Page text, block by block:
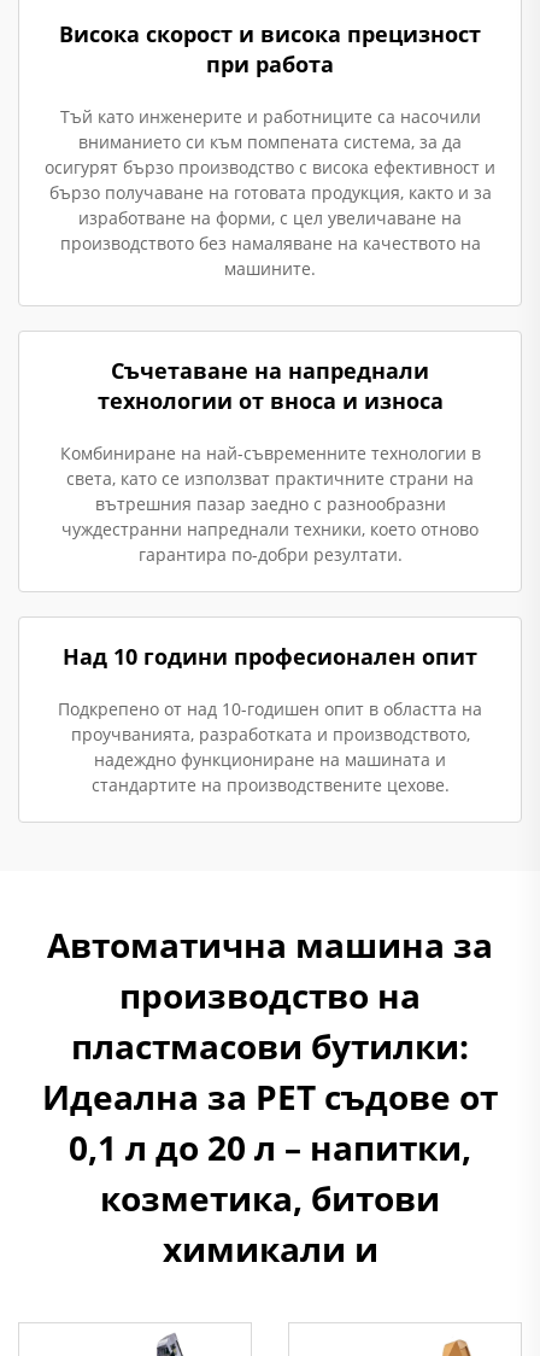
Висока скорост и висока прецизност
при работа
Тъй като инженерите и работниците са насочили
вниманието си към помпената система, за да
осигурят бързо производство с висока ефективност и
бързо получаване на готовата продукция, както и за
изработване на форми, с цел увеличаване на
производството без намаляване на качеството на
машините.
Съчетаване на напреднали
технологии от вноса и износа
Комбиниране на най-съвременните технологии в
света, като се използват практичните страни на
вътрешния пазар заедно с разнообразни
чуждестранни напреднали техники, което отново
гарантира по-добри резултати.
Над 10 години професионален опит
Подкрепено от над 10-годишен опит в областта на
проучванията, разработката и производството,
надеждно функциониране на машината и
стандартите на производствените цехове.
Автоматична машина за
производство на
пластмасови бутилки:
Идеална за PET съдове от
0,1 л до 20 л – напитки,
козметика, битови
химикали и